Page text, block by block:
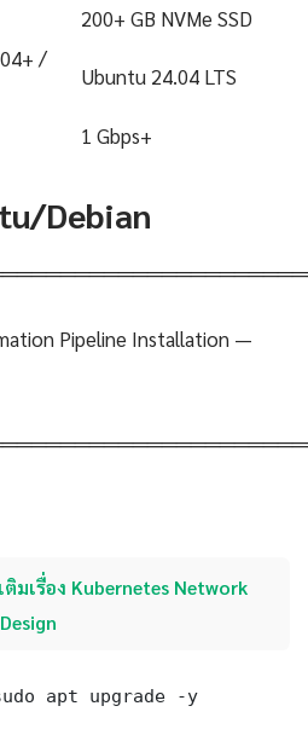
200+ GB NVMe SSD
/
Ubuntu 24.04 LTS
1 Gbps+
Debian
Pipeline Installation —
ติมเรื่อง Kubernetes Network
apt upgrade -y